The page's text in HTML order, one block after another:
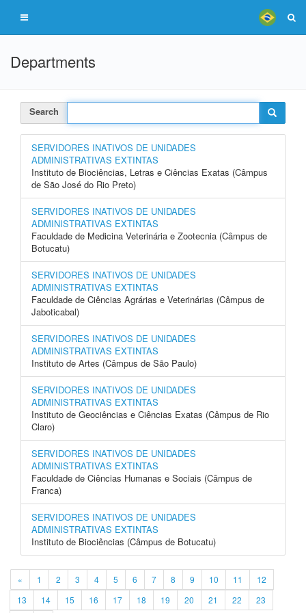
Departments
Search
SERVIDORES INATIVOS DE UNIDADES
ADMINISTRATIVAS EXTINTAS
Instituto de Biociências, Letras e Ciências Exatas (Câmpus
de São José do Rio Preto)
SERVIDORES INATIVOS DE UNIDADES
ADMINISTRATIVAS EXTINTAS
Faculdade de Medicina Veterinária e Zootecnia (Câmpus de
Botucatu)
SERVIDORES INATIVOS DE UNIDADES
ADMINISTRATIVAS EXTINTAS
Faculdade de Ciências Agrárias e Veterinárias (Câmpus de
Jaboticabal)
SERVIDORES INATIVOS DE UNIDADES
ADMINISTRATIVAS EXTINTAS
Instituto de Artes (Câmpus de São Paulo)
SERVIDORES INATIVOS DE UNIDADES
ADMINISTRATIVAS EXTINTAS
Instituto de Geociências e Ciências Exatas (Câmpus de Rio
Claro)
SERVIDORES INATIVOS DE UNIDADES
ADMINISTRATIVAS EXTINTAS
Faculdade de Ciências Humanas e Sociais (Câmpus de
Franca)
SERVIDORES INATIVOS DE UNIDADES
ADMINISTRATIVAS EXTINTAS
Instituto de Biociências (Câmpus de Botucatu)
« 1 2 3 4 5 6 7 8 9 10 11
12
13
14 15 16 17 18 19 20 21 22 23